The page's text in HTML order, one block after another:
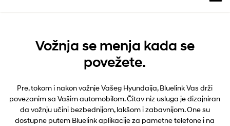
Vožnja se menja kada se
povežete.
Pre, tokom i nakon vožnje Vašeg Hyundaija, Bluelink Vas drži
povezanim sa Vašim automobilom. Čitav niz usluga je dizajniran
da vožnju učini bezbednijom, lakšom i zabavnijom. One su
dostupne putem Bluelink aplikacije za pametne telefone i na